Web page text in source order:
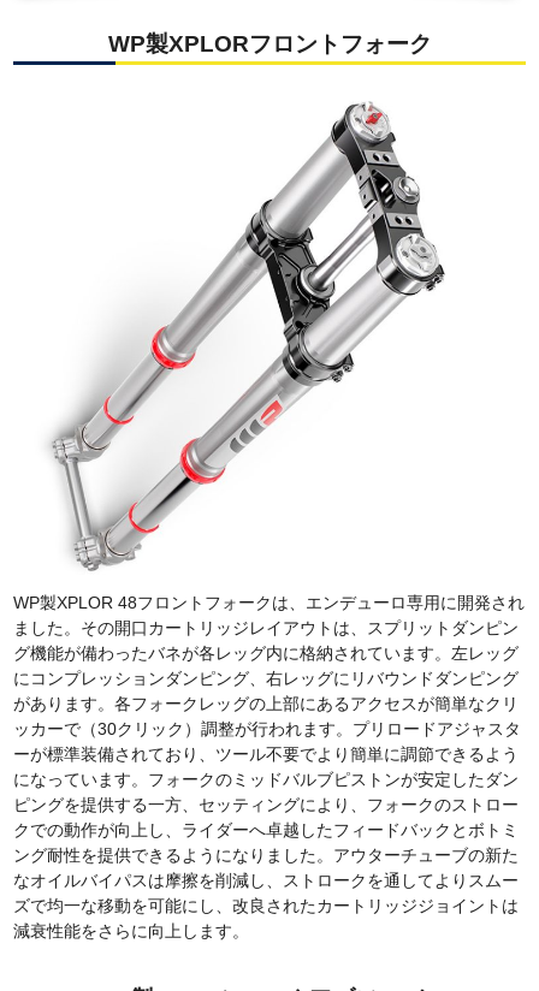
WP製XPLORフロントフォーク
WP製XPLOR 48フロントフォークは、エンデューロ専用に開発され
ました。その開口カートリッジレイアウトは、スプリットダンピン
グ機能が備わったバネが各レッグ内に格納されています。左レッグ
にコンプレッションダンピング、右レッグにリバウンドダンピング
があります。各フォークレッグの上部にあるアクセスが簡単なクリ
ッカーで（30クリック）調整が行われます。プリロードアジャスタ
ーが標準装備されており、ツール不要でより簡単に調節できるよう
になっています。フォークのミッドバルブピストンが安定したダン
ピングを提供する一方、セッティングにより、フォークのストロー
クでの動作が向上し、ライダーへ卓越したフィードバックとボトミ
ング耐性を提供できるようになりました。アウターチューブの新た
なオイルバイパスは摩擦を削減し、ストロークを通してよりスムー
ズで均一な移動を可能にし、改良されたカートリッジジョイントは
減衰性能をさらに向上します。